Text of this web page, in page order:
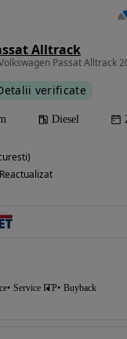
Alltrack
Passat Alltrack
verificate
Diesel
Service ITP Buyback